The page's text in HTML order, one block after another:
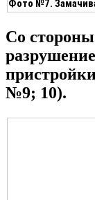
Фото №7.
Со
№9; 10).